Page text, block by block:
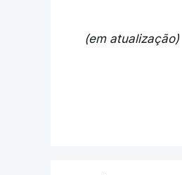
(em atualização)